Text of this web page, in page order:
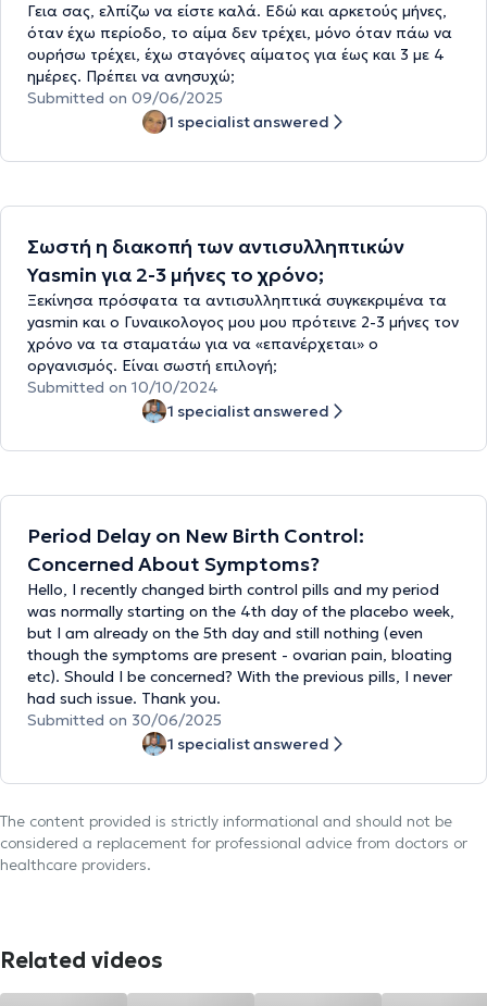
Γεια σας, ελπίζω να είστε καλά. Εδώ και αρκετούς μήνες,
όταν έχω περίοδο, το αίμα δεν τρέχει, μόνο όταν πάω να
ουρήσω τρέχει, έχω σταγόνες αίματος για έως και 3 με 4
ημέρες. Πρέπει να ανησυχώ;
Submitted on 09/06/2025
1 specialist answered
Σωστή η διακοπή των αντισυλληπτικών
Yasmin για 2-3 μήνες το χρόνο;
Ξεκίνησα πρόσφατα τα αντισυλληπτικά συγκεκριμένα τα
yasmin και ο Γυναικολογος μου μου πρότεινε 2-3 μήνες τον
χρόνο να τα σταματάω για να «επανέρχεται» ο
οργανισμός. Είναι σωστή επιλογή;
Submitted on 10/10/2024
1 specialist answered
Period Delay on New Birth Control:
Concerned About Symptoms?
Hello, I recently changed birth control pills and my period
was normally starting on the 4th day of the placebo week,
but I am already on the 5th day and still nothing (even
though the symptoms are present - ovarian pain, bloating
etc). Should I be concerned? With the previous pills, I never
had such issue. Thank you.
Submitted on 30/06/2025
1 specialist answered
The content provided is strictly informational and should not be
considered a replacement for professional advice from doctors or
healthcare providers.
Related videos